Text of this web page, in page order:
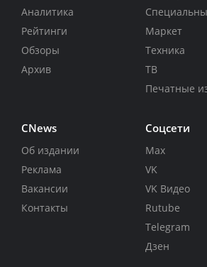
Аналитика
Рейтинги
Обзоры
Архив
Маркет
Техника
ТВ
Печатные
CNews
Об издании
Реклама
Вакансии
Контакты
Соцсети
Max
VK
VK Видео
Rutube
Telegram
Дзен